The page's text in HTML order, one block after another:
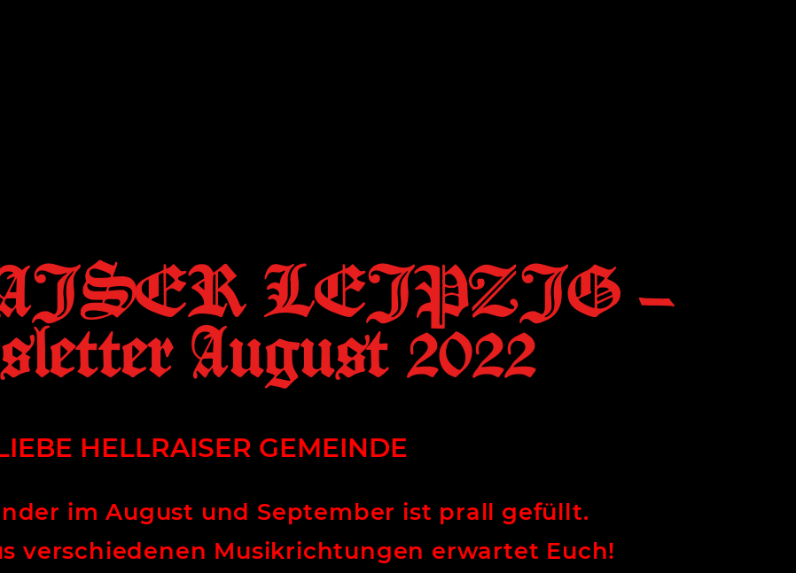
LEIPZIG –
August 2022
HELLRAISER GEMEINDE
im August und September ist prall gefüllt.
verschiedenen Musikrichtungen erwartet Euch!